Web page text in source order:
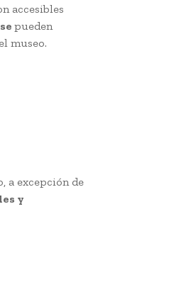
accesibles
pueden
museo.
a excepción de
y